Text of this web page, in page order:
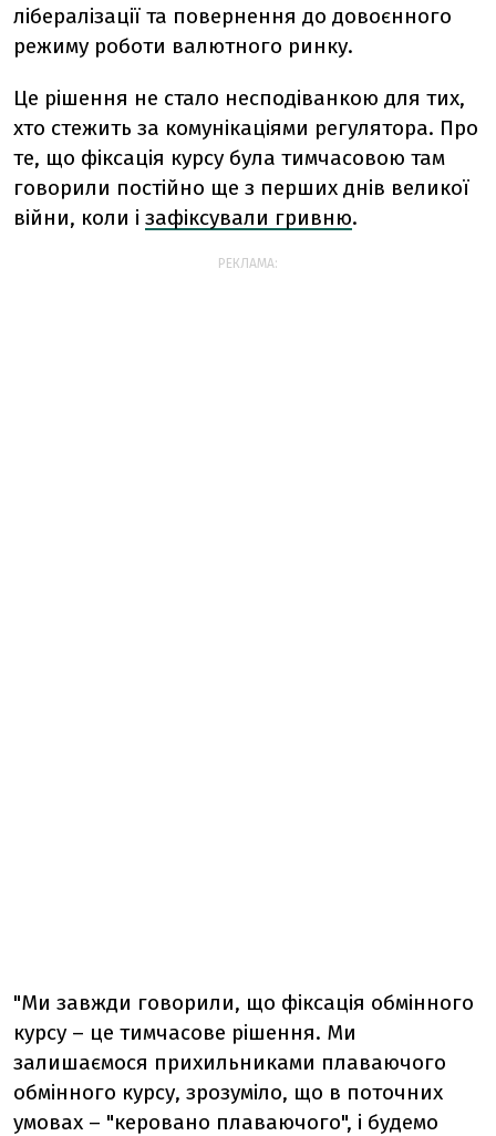
лібералізації та повернення до довоєнного
режиму роботи валютного ринку.
Це рішення не стало несподіванкою для тих,
хто стежить за комунікаціями регулятора. Про
те, що фіксація курсу була тимчасовою там
говорили постійно ще з перших днів великої
війни, коли і зафіксували гривню.
РЕКЛАМА:
"Ми завжди говорили, що фіксація обмінного
курсу – це тимчасове рішення. Ми
залишаємося прихильниками плаваючого
обмінного курсу, зрозуміло, що в поточних
умовах – "керовано плаваючого", і будемо